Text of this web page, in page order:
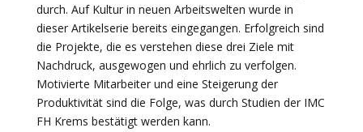
durch. Auf Kultur in neuen Arbeitswelten wurde in
dieser Artikelserie bereits eingegangen. Erfolgreich sind
die Projekte, die es verstehen diese drei Ziele mit
Nachdruck, ausgewogen und ehrlich zu verfolgen.
Motivierte Mitarbeiter und eine Steigerung der
Produktivität sind die Folge, was durch Studien der IMC
FH Krems bestätigt werden kann.